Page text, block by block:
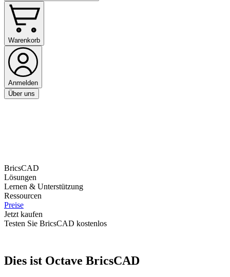
Warenkorb
Anmelden
Über uns
BricsCAD
Lösungen
Lernen & Unterstützung
Ressourcen
Preise
Jetzt kaufen
Testen Sie BricsCAD kostenlos
Dies ist Octave BricsCAD